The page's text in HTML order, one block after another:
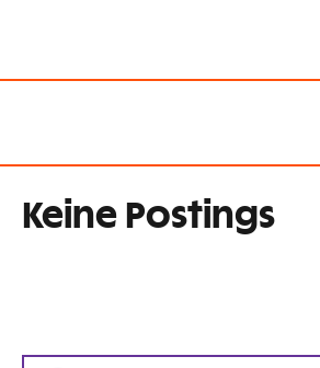
Keine Postings